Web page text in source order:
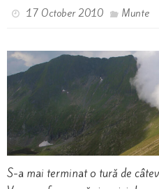
17 October 2010 Munte
S-a mai terminat o tură de